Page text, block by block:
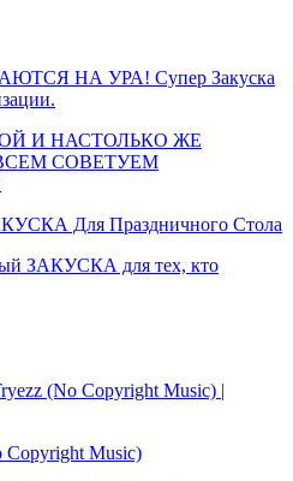
НА УРА! Супер Закуска
И НАСТОЛЬКО ЖЕ
СОВЕТУЕМ
Для Праздничного Стола
ЗАКУСКА для тех, кто
(No Copyright Music) |
Copyright Music)